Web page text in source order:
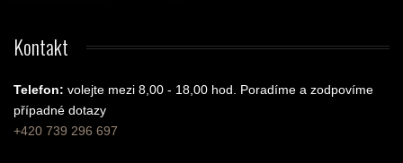
Kontakt
Telefon: volejte mezi 8,00 - 18,00 hod. Poradíme a zodpovíme
případné dotazy
+420 739 296 697